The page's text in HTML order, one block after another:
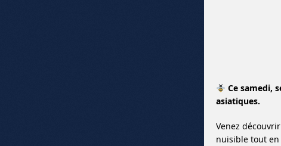
Ce samedi,
asiatiques.
Venez
nuisible tout